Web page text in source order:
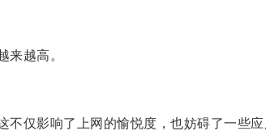
越高。
影响了上网的愉悦度，也妨碍了一些应